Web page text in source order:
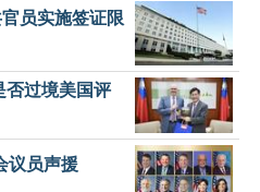
员实施签证限
否过境美国评
议员声援